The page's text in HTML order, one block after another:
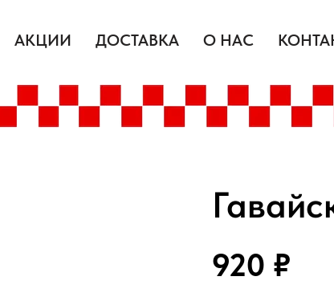
АКЦИИ ДОСТАВКА О НАС
920 ₽